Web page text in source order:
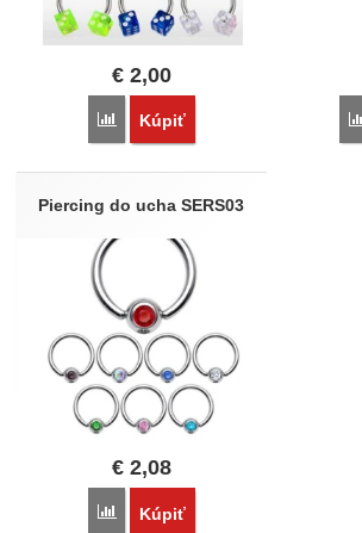
€ 2,00
Porovnať
Kúpiť
Piercing do ucha SERS03
€ 2,08
Porovnať
Kúpiť